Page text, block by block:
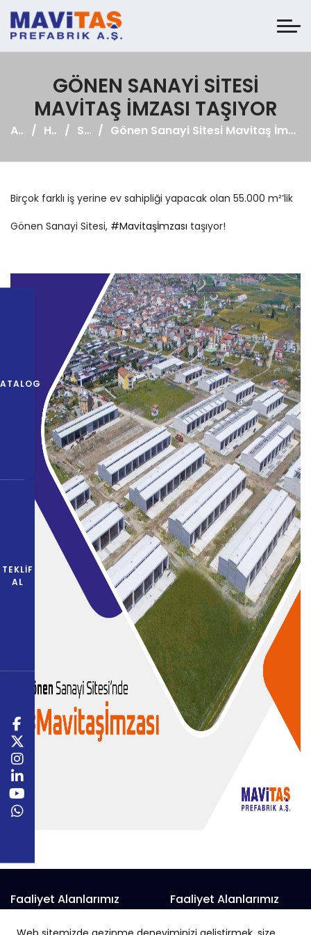
GÖNEN SANAYI SITESI
MAVITAŞ İMZASI TAŞIYOR
Anasayfa Haberler Sosyal Medya Gönen Sanayi Sitesi Mavitaş İmzası Taşıyor
Birçok farklı iş yerine ev sahipliği yapacak olan 55.000 m²’lik
Gönen Sanayi Sitesi, #Mavitaşİmzası taşıyor!
TEKLIF
AL
Faaliyet Alanlarımız
Prefabrik Alışveriş Merkezi
Faaliyet Alanlarımız
Prefabrik Fabrika